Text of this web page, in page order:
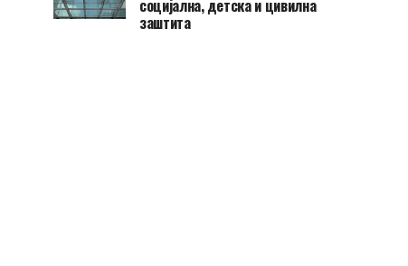
социјална, детска и цивилна
заштита